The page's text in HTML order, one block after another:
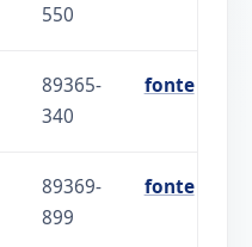
550
89365-
340
fonte
89369-
899
fonte